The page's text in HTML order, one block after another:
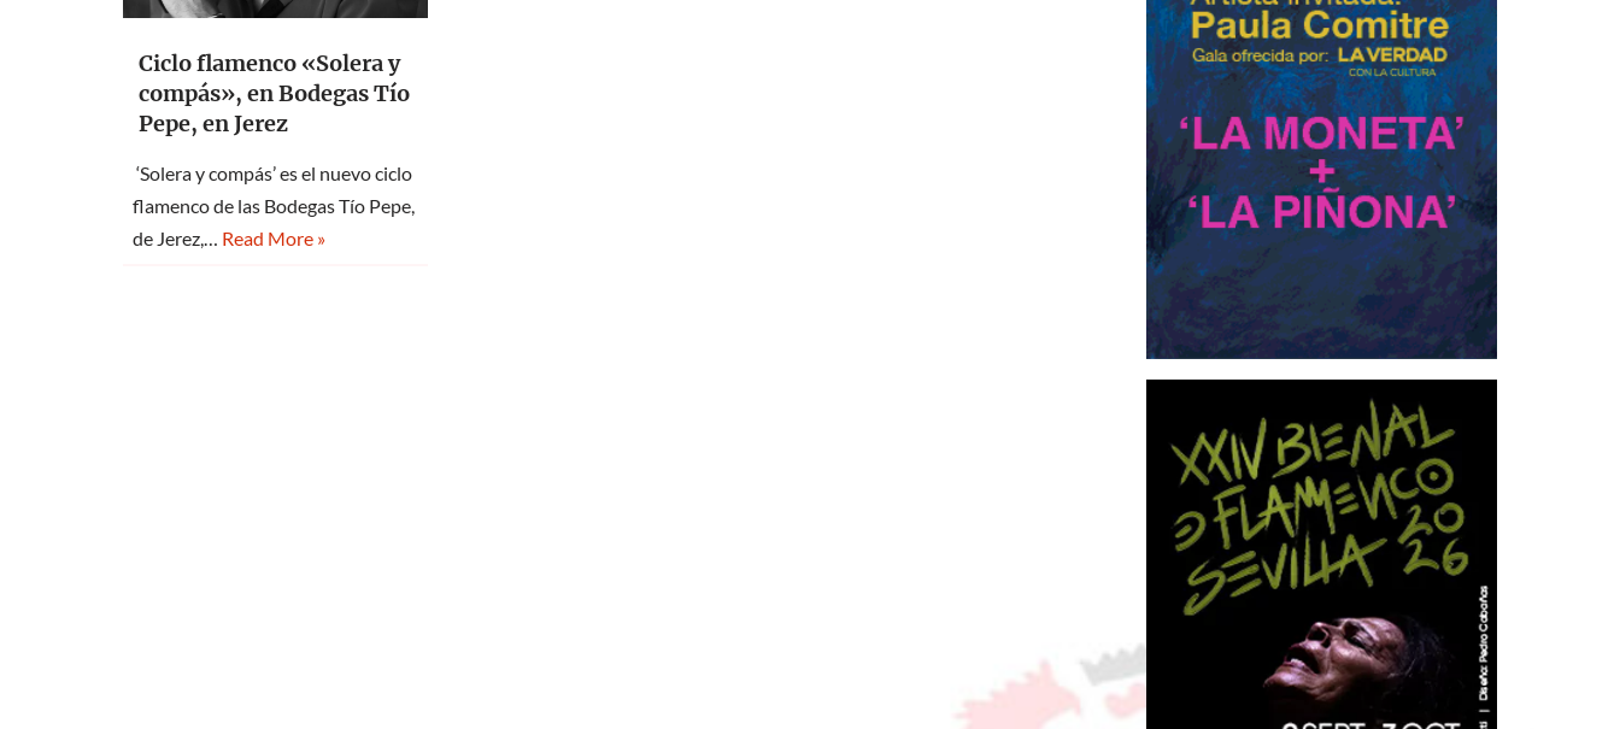
Ciclo flamenco «Solera y
compás», en Bodegas Tío
Pepe, en Jerez
‘Solera y compás’ es el nuevo ciclo
flamenco de las Bodegas Tío Pepe,
de Jerez,… Read More »